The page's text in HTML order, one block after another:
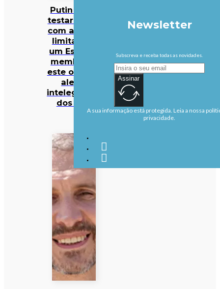
Putin pode
testar NATO
com ataque
limitado a
um Estado-
membro já
este outono,
alerta
intelegência
dos EUA
Newsletter
Subscreva e receba todas as novidades.
Assinar
A sua informação está protegida. Leia a nossa
privacidade.